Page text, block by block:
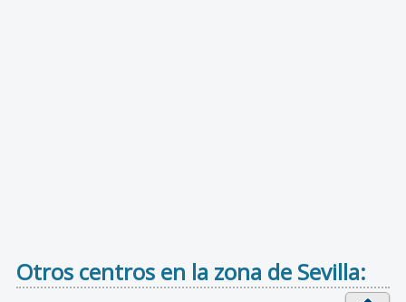
Otros centros en la zona de Sevilla: